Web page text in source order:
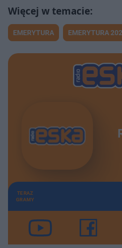
EMERYTURA EMERYTURA
TERAZ
GRAMY